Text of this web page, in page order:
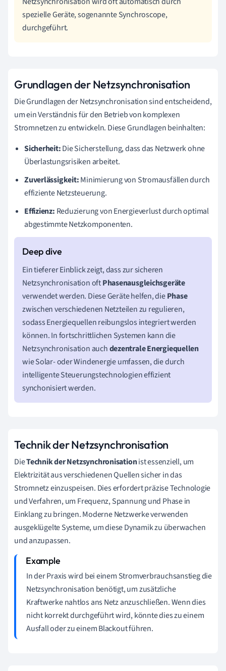
spezielle Geräte, sogenannte Synchroscope,
durchgeführt.
Grundlagen der Netzsynchronisation
Die Grundlagen der Netzsynchronisation sind entscheidend,
um ein Verständnis für den Betrieb von komplexen
Stromnetzen zu entwickeln. Diese Grundlagen beinhalten:
Sicherheit:Die Sicherstellung, dass das Netzwerk ohne
Überlastungsrisiken arbeitet.
Zuverlässigkeit:Minimierung von Stromausfällen durch
effiziente Netzsteuerung.
Effizienz: Reduzierung von Energieverlust durch optimal
abgestimmte Netzkomponenten.
Ein tieferer Einblick zeigt, dass zur sicheren
Netzsynchronisation oftPhasenausgleichsgeräte
verwendet werden. Diese Geräte helfen, diePhase
zwischen verschiedenen Netzteilen zu regulieren,
sodass Energiequellen reibungslos integriert werden
können. In fortschrittlichen Systemen kann die
Netzsynchronisation auchdezentrale Energiequellen
wie Solar- oder Windenergie umfassen, die durch
intelligente Steuerungstechnologien effizient
synchonisiert werden.
Technik der Netzsynchronisation
DieTechnik der Netzsynchronisationist essenziell, um
Elektrizität aus verschiedenen Quellen sicher in das
Stromnetz einzuspeisen. Dies erfordert präzise Technologie
und Verfahren, um Frequenz, Spannung und Phase in
Einklang zu bringen. Moderne Netzwerke verwenden
ausgeklügelte Systeme, um diese Dynamik zu überwachen
und anzupassen.
In der Praxis wird bei einem Stromverbrauchsanstieg die
Netzsynchronisation benötigt, um zusätzliche
Kraftwerke nahtlos ans Netz anzuschließen. Wenn dies
nicht korrekt durchgeführt wird, könnte dies zu einem
Ausfall oder zu einem Blackout führen.